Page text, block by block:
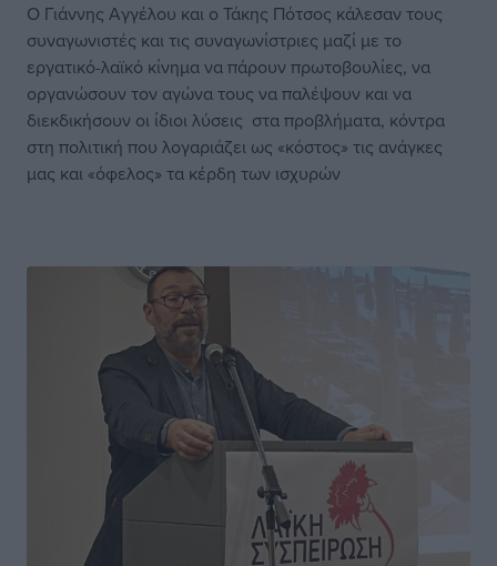
Ο Γιάννης Αγγέλου και ο Τάκης Πότσος κάλεσαν τους
συναγωνιστές και τις συναγωνίστριες μαζί με το
εργατικό-λαϊκό κίνημα να πάρουν πρωτοβουλίες, να
οργανώσουν τον αγώνα τους να παλέψουν και να
διεκδικήσουν οι ίδιοι λύσεις στα προβλήματα, κόντρα
στη πολιτική που λογαριάζει ως «κόστος» τις ανάγκες
μας και «όφελος» τα κέρδη των ισχυρών